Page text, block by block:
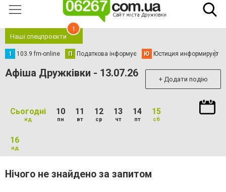
Наші спецпроєкти
1
1 103.9 fm-online П Податкова інформує Ю Юстиция информирует
Афіша Дружківки - 13.07.26 + Додати подію
Сьогодні
нд
10
пн
11
вт
12
ср
13
чт
14
пт
15
сб
16
нд
Нічого не знайдено за запитом